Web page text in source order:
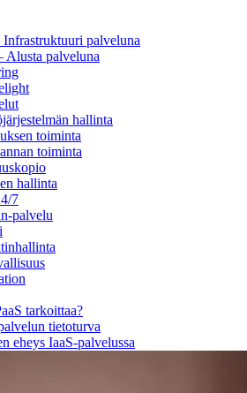
Infrastruktuuri palveluna
Alusta palveluna
hallinta
toiminta
toiminta
hallinta
7
palvelu
tarkoittaa?
tietoturva
eheys IaaS-palvelussa